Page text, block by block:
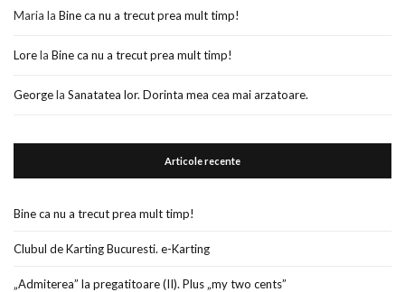
Maria la Bine ca nu a trecut prea mult timp!
Lorela Bine ca nu a trecut prea mult timp!
Georgela Sanatatea lor. Dorinta mea cea mai arzatoare.
Articole recente
Bine ca nu a trecut prea mult timp!
Clubul de Karting Bucuresti. e-Karting
„Admiterea” la pregatitoare (II). Plus „my two cents”